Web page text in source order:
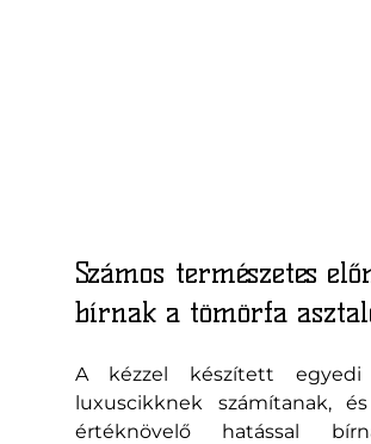
Számos természetes
bírnak a tömörfa
A kézzel készített egyedi
luxuscikknek számítanak,
értéknövelő hatással